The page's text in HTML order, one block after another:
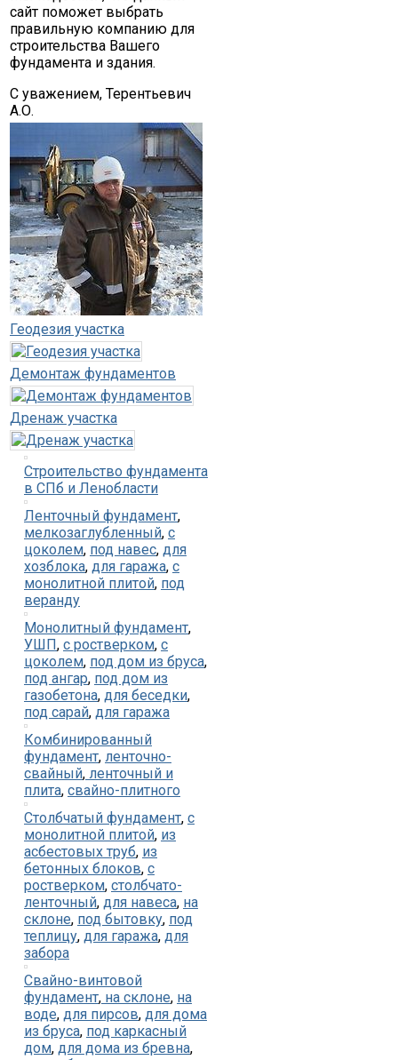
сайт поможет выбрать
правильную компанию для
строительства Вашего
фундамента и здания.
С уважением, Терентьевич
А.О.
Геодезия участка
Демонтаж фундаментов
Дренаж участка
Строительство фундамента
в СПб и Ленобласти
Ленточный фундамент,
мелкозаглубленный, с
цоколем, под навес, для
хозблока, для гаража, с
монолитной плитой, под
веранду
Монолитный фундамент,
УШП, с ростверком, с
цоколем, под дом из бруса,
под ангар, под дом из
газобетона, для беседки,
под сарай, для гаража
Комбинированный
фундамент, ленточно-
свайный, ленточный и
плита, свайно-плитного
Столбчатый фундамент, с
монолитной плитой, из
асбестовых труб, из
бетонных блоков, с
ростверком, столбчато-
ленточный, для навеса, на
склоне, под бытовку, под
теплицу, для гаража, для
забора
Свайно-винтовой
фундамент, на склоне, на
воде, для пирсов, для дома
из бруса, под каркасный
дом, для дома из бревна,